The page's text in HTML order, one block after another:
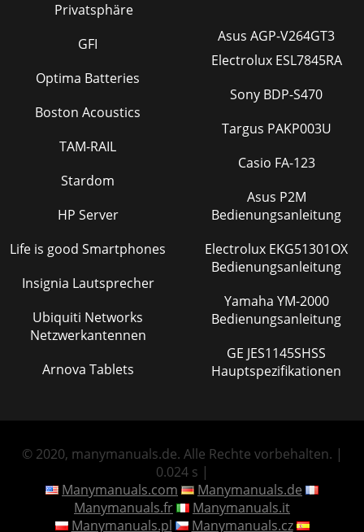
Privatsphäre
GFI
Optima Batteries
Boston Acoustics
TAM-RAIL
Stardom
HP Server
Life is good Smartphones
Insignia Lautsprecher
Ubiquiti Networks
Netzwerkantennen
Arnova Tablets
Asus AGP-V264GT3
Electrolux ESL7845RA
Sony BDP-S470
Targus PAKP003U
Casio FA-123
Asus P2M
Bedienungsanleitung
Electrolux EKG51301OX
Bedienungsanleitung
Yamaha YM-2000
Bedienungsanleitung
GE JES1145SHSS
Hauptspezifikationen
© 2020, manymanuals.de. Alle Rechte vorbehalten. |
0.024 s |
Manymanuals.com
Manymanuals.de
Manymanuals.fr
Manymanuals.it
Manymanuals.pl
Manymanuals.cz